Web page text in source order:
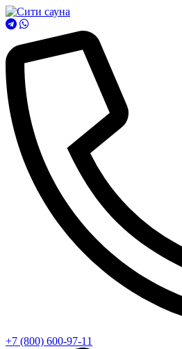
+7 (800) 600-97-11